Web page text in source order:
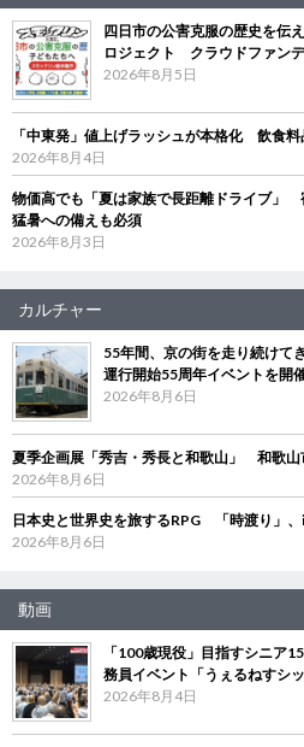
四日市の公害克服の歴史を伝
ロジェクト クラウドファン
2026年8月5日
「中東発」値上げラッシュが本格化 飲食
2026年8月4日
物価高でも「夏は家族で長距離ドライブ」
猛暑への備えも必須
2026年8月3日
カルチャー
55年間、京の街を走り続けて
運行開始55周年イベントを開
2026年8月6日
夏季企画展「秀吉・秀長と和歌山」 和歌山
2026年8月6日
日本史と世界史を旅するRPG 「時渡り」
2026年8月6日
動画
「100歳現役」目指すシニア
務員イベント「うぇるねすシッ
2026年8月4日